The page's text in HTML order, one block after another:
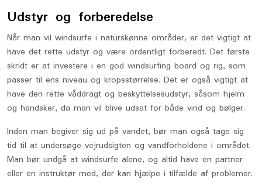
Udstyr og forberedelse
Når man vil windsurfe i naturskønne områder, er det vigtigt at
have det rette udstyr og være ordentligt forberedt. Det første
skridt er at investere i en god windsurfing board og rig, som
passer til ens niveau og kropsstørrelse. Det er også vigtigt at
have den rette våddragt og beskyttelsesudstyr, såsom hjelm
og handsker, da man vil blive udsat for både vind og bølger.
Inden man begiver sig ud på vandet, bør man også tage sig
tid til at undersøge vejrudsigten og vandforholdene i området.
Man bør undgå at windsurfe alene, og altid have en partner
eller en instruktør med, der kan hjælpe i tilfælde af problemer.